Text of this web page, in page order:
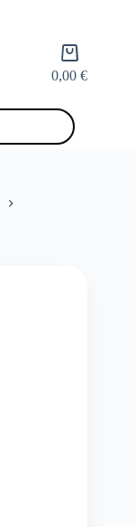
Panier
d’achat
0,00€